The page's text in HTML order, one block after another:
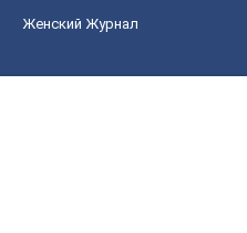
Женский Журнал